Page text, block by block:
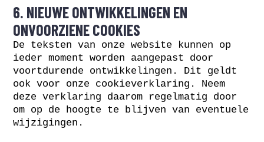
6. NIEUWE ONTWIKKELINGEN EN
ONVOORZIENE COOKIES
De teksten van onze website kunnen op
ieder moment worden aangepast door
voortdurende ontwikkelingen. Dit geldt
ook voor onze cookieverklaring. Neem
deze verklaring daarom regelmatig door
om op de hoogte te blijven van eventuele
wijzigingen.